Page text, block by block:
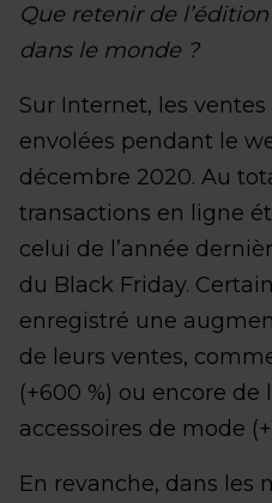
Que retenir de
dans le monde ?
Sur Internet, les
envolées pendant le
décembre 2020. Au
transactions en ligne
celui de l’année
du Black Friday.
enregistré une
de leurs ventes,
(+600 %) ou encore de
accessoires de mode
En revanche, dans les